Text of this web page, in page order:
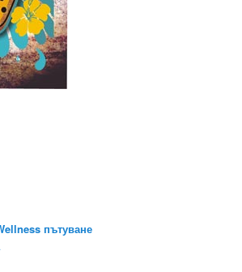
пътуване